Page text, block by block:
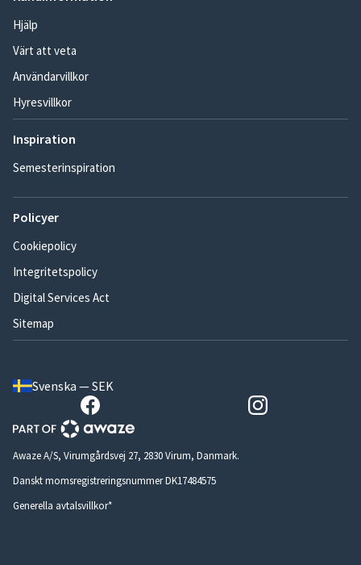
Hjälp
Värt att veta
Användarvillkor
Hyresvillkor
Inspiration
Semesterinspiration
Policyer
Cookiepolicy
Integritetspolicy
Digital Services Act
Sitemap
Svenska — SEK
Awaze A/S, Virumgårdsvej 27, 2830 Virum, Danmark.
Danskt momsregistreringsnummer DK17484575
Generella avtalsvillkor*